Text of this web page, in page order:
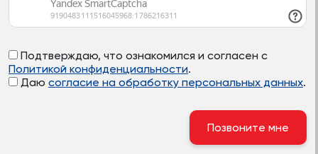
Подтверждаю, что ознакомился и согласен с
Политикой конфиденциальности.
Даю согласие на обработку персональных данных.